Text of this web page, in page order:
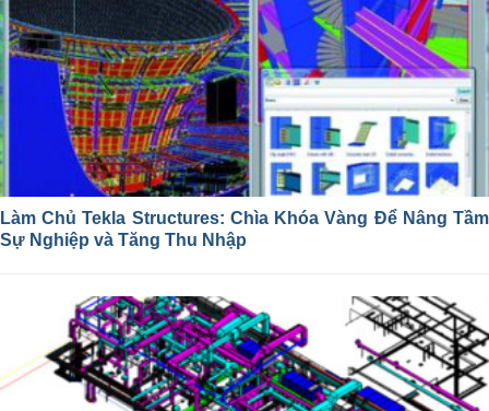
Làm Chủ Tekla Structures: Chìa Khóa Vàng Để Nâng Tầm
Sự Nghiệp và Tăng Thu Nhập